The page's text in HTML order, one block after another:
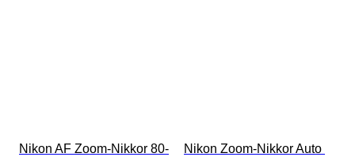
Nikon AF Zoom-Nikkor 80-
Nikon Zoom-Nikkor Auto